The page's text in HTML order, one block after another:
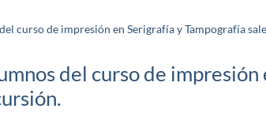
del curso de